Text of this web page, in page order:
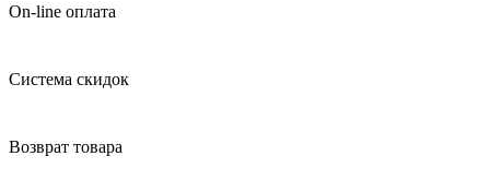
On-line оплата
Система скидок
Возврат товара